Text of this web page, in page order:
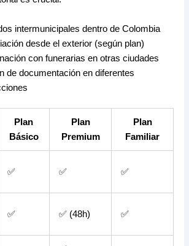
intermunicipales dentro de Colombia
desde el exterior (según plan)
con funerarias en otras ciudades
de documentación en diferentes
Plan
Básico
Plan
Premium
Plan
Familiar
✅ ✅ ✅
✅ ✅ (48h) ✅